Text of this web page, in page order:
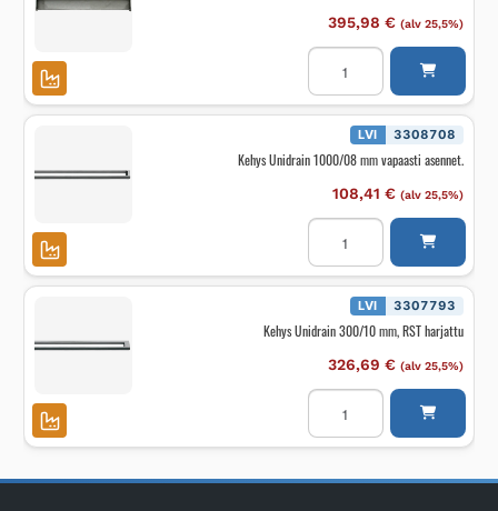
395,98 € (alv 25,5%)
Kansi
Unidrain
300/25
mm,
RST
harjattu
määrä
LVI 3308708
Kehys Unidrain 1000/08 mm vapaasti asennet.
108,41 € (alv 25,5%)
Kehys
Unidrain
1000/08
mm
vapaasti
asennet.
määrä
LVI 3307793
Kehys Unidrain 300/10 mm, RST harjattu
326,69 € (alv 25,5%)
Kehys
Unidrain
300/10
mm,
määrä